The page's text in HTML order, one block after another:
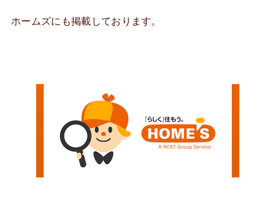
ホームズにも掲載しております。